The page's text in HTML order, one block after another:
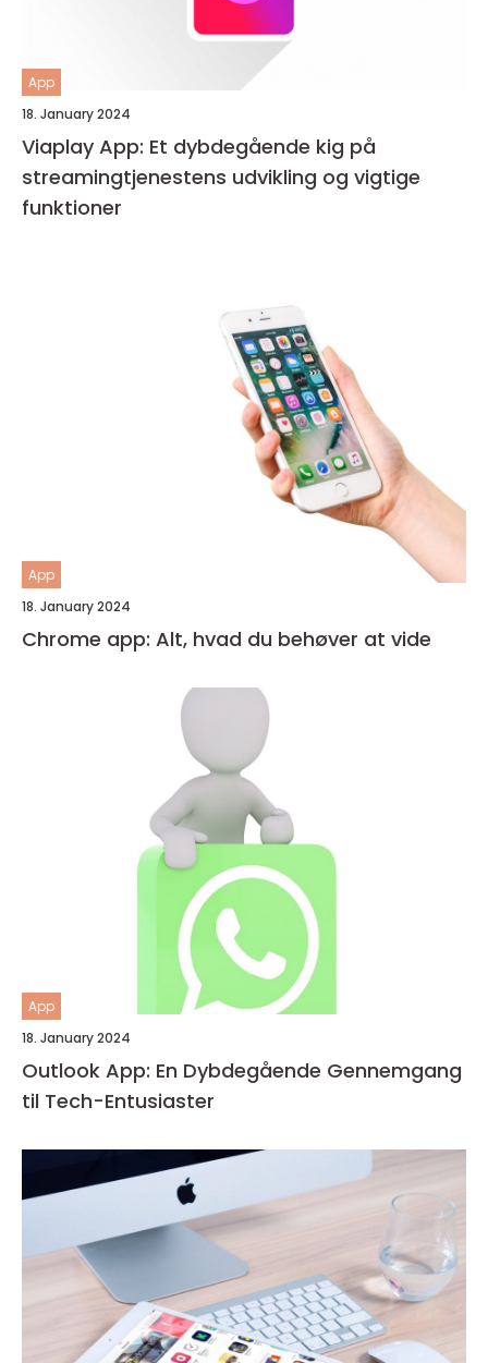
App
18. January 2024
Viaplay App: Et dybdegående kig på
streamingtjenestens udvikling og vigtige
funktioner
App
18. January 2024
Chrome app: Alt, hvad du behøver at vide
App
18. January 2024
Outlook App: En Dybdegående Gennemgang
til Tech-Entusiaster